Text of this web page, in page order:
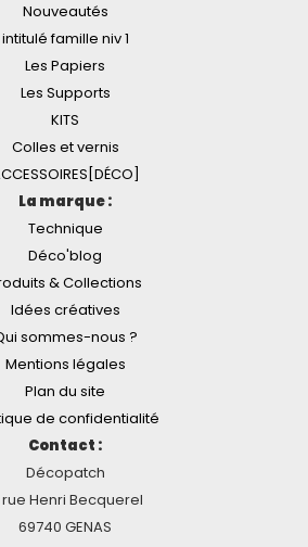
Nouveautés
intitulé famille niv 1
Les Papiers
Les Supports
KITS
Colles et vernis
La marque :
Technique
Déco'blog
& Collections
Idées créatives
sommes-nous ?
Mentions légales
Plan du site
de confidentialité
Contact :
Décopatch
rue Henri Becquerel
69740 GENAS